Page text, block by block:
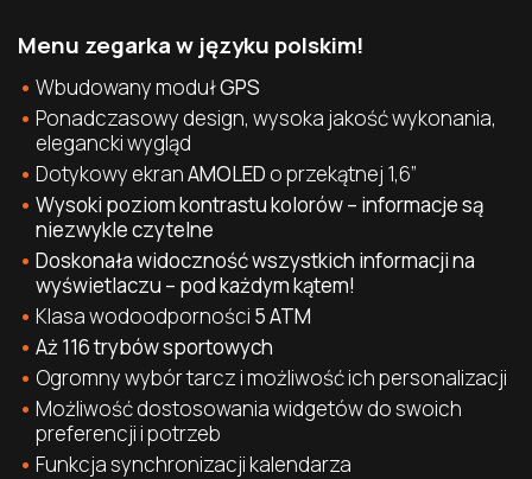
Menu zegarka w języku polskim!
Wbudowany modułGPS
Ponadczasowy design, wysoka jakość wykonania,
elegancki wygląd
Dotykowy ekranAMOLED o przekątnej 1,6”
Wysoki poziom kontrastu kolorów – informacje są
niezwykle czytelne
Doskonała widoczność wszystkich informacji na
wyświetlaczu – pod każdym kątem!
Klasa wodoodporności 5 ATM
Aż 116 trybów sportowych
Ogromny wybór tarcz i możliwość ich personalizacji
Możliwość dostosowania widgetów do swoich
preferencji i potrzeb
Funkcja synchronizacji kalendarza